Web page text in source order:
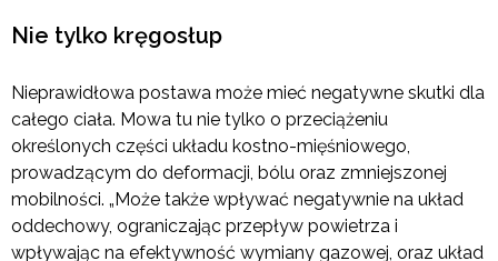
Nie tylko kręgosłup
Nieprawidłowa postawa może mieć negatywne skutki dla
całego ciała. Mowa tu nie tylko o przeciążeniu
określonych części układu kostno-mięśniowego,
prowadzącym do deformacji, bólu oraz zmniejszonej
mobilności. „Może także wpływać negatywnie na układ
oddechowy, ograniczając przepływ powietrza i
wpływając na efektywność wymiany gazowej, oraz układ